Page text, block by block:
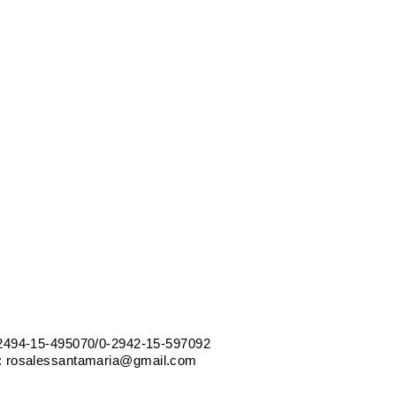
15-495070/0-2942-15-597092
rosalessantamaria@gmail.com